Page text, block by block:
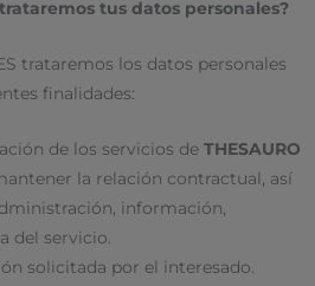
tus datos personales?
trataremos los datos personales
finalidades:
de los servicios deTHESAURO
la relación contractual, así
información,
del servicio.
solicitada por el interesado.